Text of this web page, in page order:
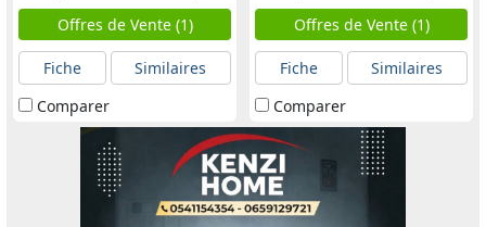
Offres de Vente (1)
Fiche
Similaires
Comparer
Offres de Vente (1)
Fiche
Similaires
Comparer